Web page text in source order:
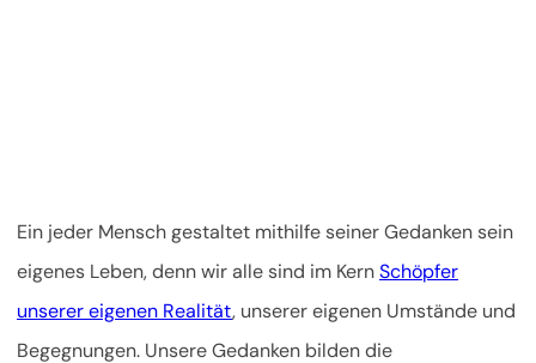
Ein jeder Mensch gestaltet mithilfe seiner Gedanken sein
eigenes Leben, denn wir alle sind im KernSchöpfer
unserer eigenen Realität, unserer eigenen Umstände und
Begegnungen. Unsere Gedanken bilden die